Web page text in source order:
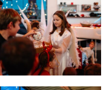
i
2016 r. w
w związku z
i w sprawie
danych oraz